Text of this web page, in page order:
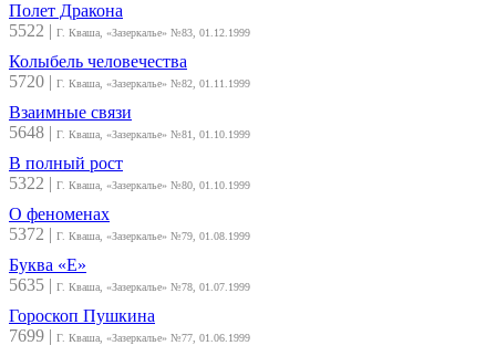
Полет Дракона
5522 | Г. Кваша, «Зазеркалье» №83, 01.12.1999
Колыбель человечества
5720 | Г. Кваша, «Зазеркалье» №82, 01.11.1999
Взаимные связи
5648 | Г. Кваша, «Зазеркалье» №81, 01.10.1999
В полный рост
5322 | Г. Кваша, «Зазеркалье» №80, 01.10.1999
О феноменах
5372 | Г. Кваша, «Зазеркалье» №79, 01.08.1999
Буква «Е»
5635 | Г. Кваша, «Зазеркалье» №78, 01.07.1999
Гороскоп Пушкина
7699 | Г. Кваша, «Зазеркалье» №77, 01.06.1999